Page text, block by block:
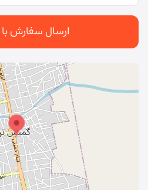
ارسال سفارش
در حال